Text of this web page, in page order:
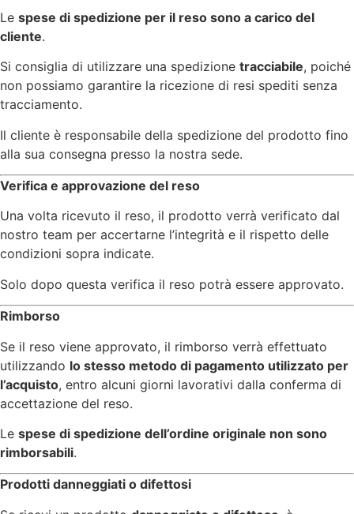
Le spese di spedizione per il reso sono a carico del
cliente.
Si consiglia di utilizzare una spedizione tracciabile, poiché
non possiamo garantire la ricezione di resi spediti senza
tracciamento.
Il cliente è responsabile della spedizione del prodotto fino
alla sua consegna presso la nostra sede.
Verifica e approvazione del reso
Una volta ricevuto il reso, il prodotto verrà verificato dal
nostro team per accertarne l’integrità e il rispetto delle
condizioni sopra indicate.
Solo dopo questa verifica il reso potrà essere approvato.
Rimborso
Se il reso viene approvato, il rimborso verrà effettuato
utilizzando lo stesso metodo di pagamento utilizzato per
l’acquisto, entro alcuni giorni lavorativi dalla conferma di
accettazione del reso.
Le spese di spedizione dell’ordine originale non sono
rimborsabili.
Prodotti danneggiati o difettosi